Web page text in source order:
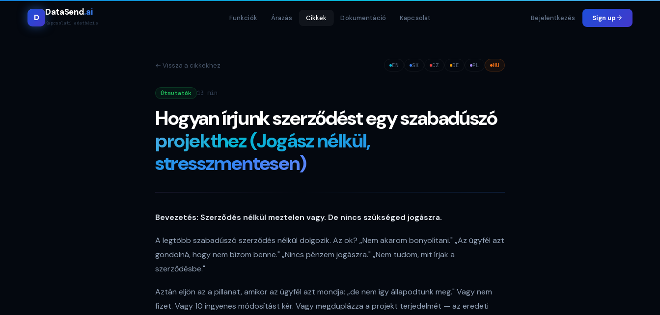
D
DataSend.ai
Kapcsolati adatbázis
Funkciók Árazás Cikkek Dokumentáció Kapcsolat Bejelentkezés Sign up
← Vissza a cikkekhez EN SK CZ DE PL HU
Útmutatók 13 min
Hogyan írjunk szerződést egy szabadúszó
projekthez (Jogász nélkül,
stresszmentesen)
Bevezetés: Szerződés nélkül meztelen vagy. De nincs szükséged jogászra.
A legtöbb szabadúszó szerződés nélkül dolgozik. Az ok? „Nem akarom bonyolítani." „Az ügyfél azt
gondolná, hogy nem bízom benne." „Nincs pénzem jogászra." „Nem tudom, mit írjak a
szerződésbe."
Aztán eljön az a pillanat, amikor az ügyfél azt mondja: „de nem így állapodtunk meg." Vagy nem
fizet. Vagy 10 ingyenes módosítást kér. Vagy megduplázza a projekt terjedelmét — az eredeti